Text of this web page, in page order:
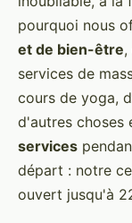
pourquoi nous
et de bien-être,
services de
cours de yoga,
d'autres choses
services
départ : notre
ouvert jusqu'à